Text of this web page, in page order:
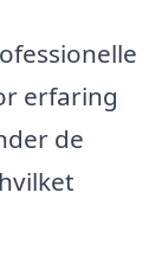
erfaring
de